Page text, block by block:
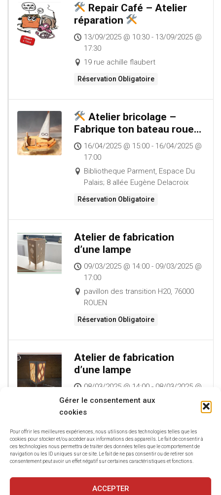
Gérer le consentement aux
cookies
Pour offrir les meilleures expériences, nous utilisons des technologies telles que les
cookies pour stocker et/ou accéder aux informations des appareils. Le fait de consentir à
ces technologies nous permettra de traiter des données telles que le comportement de
navigation ou les ID uniques sur ce site. Le fait de ne pas consentir ou de retirer son
consentement peut avoir un effet négatif sur certaines caractéristiques et fonctions.
ACCEPTER
Repair Café – Atelier
réparation
13/09/2025 @ 10:30 - 13/09/2025 @
17:30
19 rue achille flaubert
Réservation Obligatoire
Atelier bricolage –
Fabrique ton bateau roue à
aubes recyclé !
16/04/2025 @ 15:00 - 16/04/2025 @
17:00
Bibliotheque Parment, Espace Du
Palais; 8 allée Eugène Delacroix
Réservation Obligatoire
Atelier de fabrication
d’une lampe
09/03/2025 @ 14:00 - 09/03/2025 @
17:00
pavillon des transition H20, 76000
ROUEN
Réservation Obligatoire
Atelier de fabrication
d’une lampe
08/03/2025 @ 14:00 - 08/03/2025 @
17:00
pavillon des transition H20, 76000